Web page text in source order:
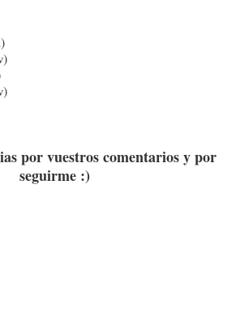
por vuestros comentarios y por
seguirme :)